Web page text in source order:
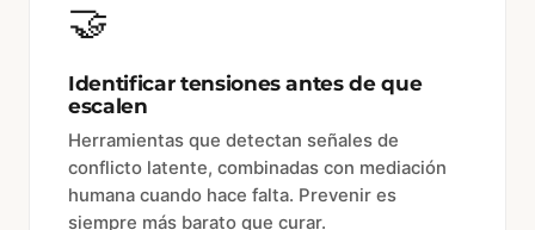
🤝
Identificar tensiones antes de que
escalen
Herramientas que detectan señales de
conflicto latente, combinadas con mediación
humana cuando hace falta. Prevenir es
siempre más barato que curar.